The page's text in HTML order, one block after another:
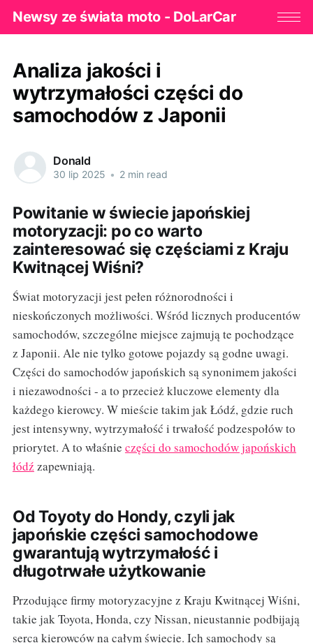
Newsy ze świata moto - DoLarCar
Analiza jakości i
wytrzymałości części do
samochodów z Japonii
Donald
30 lip 2025 • 2 min read
Powitanie w świecie japońskiej
motoryzacji: po co warto
zainteresować się częściami z Kraju
Kwitnącej Wiśni?
Świat motoryzacji jest pełen różnorodności i
nieskończonych możliwości. Wśród licznych producentów
samochodów, szczególne miejsce zajmują te pochodzące
z Japonii. Ale nie tylko gotowe pojazdy są godne uwagi.
Części do samochodów japońskich są synonimem jakości
i niezawodności - a to przecież kluczowe elementy dla
każdego kierowcy. W mieście takim jak Łódź, gdzie ruch
jest intensywny, wytrzymałość i trwałość podzespołów to
priorytet. A to właśnie części do samochodów japońskich
łódź zapewniają.
Od Toyoty do Hondy, czyli jak
japońskie części samochodowe
gwarantują wytrzymałość i
długotrwałe użytkowanie
Przodujące firmy motoryzacyjne z Kraju Kwitnącej Wiśni,
takie jak Toyota, Honda, czy Nissan, nieustannie podbijają
serca kierowców na całym świecie. Ich samochody są